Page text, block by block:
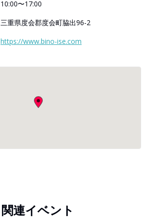
10:00〜17:00
三重県度会郡度会町脇出96-2
https://www.bino-ise.com
関連イベント